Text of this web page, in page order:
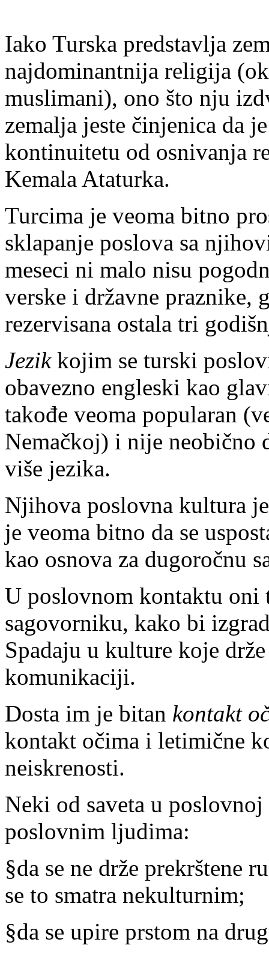
Iako Turska predstavlja
najdominantnija religija
muslimani), ono što nju
zemalja jeste činjenica da
kontinuitetu od osnivanja
Kemala Ataturka.
Turcima je veoma bitno
sklapanje poslova sa
meseci ni malo nisu
verske i državne praznike,
rezervisana ostala tri
Jezikkojim se turski
obavezno engleski kao
takođe veoma popularan
Nemačkoj) i nije neobično
više jezika.
Njihova poslovna kultura
je veoma bitno da se
kao osnova za dugoročnu
U poslovnom kontaktu oni
sagovorniku, kako bi
Spadaju u kulture koje
komunikaciji.
Dosta im je bitan kontakt
kontakt očima i letimične
neiskrenosti.
Neki od saveta u
poslovnim ljudima:
§da se ne drže prekrštene
se to smatra nekulturnim;
§da se upire prstom na